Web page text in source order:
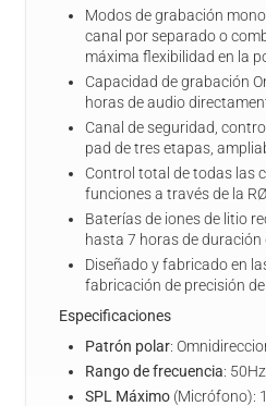
Modos de grabación
canal por separado o
máxima flexibilidad en la
Capacidad de grabación
horas de audio
Canal de seguridad,
pad de tres etapas,
Control total de todas las
funciones a través de la
Baterías de iones de litio
hasta 7 horas de duración
Diseñado y fabricado en
fabricación de precisión de
Especificaciones
Patrón polar:
Rango de frecuencia:
SPL Máximo (Micrófono):